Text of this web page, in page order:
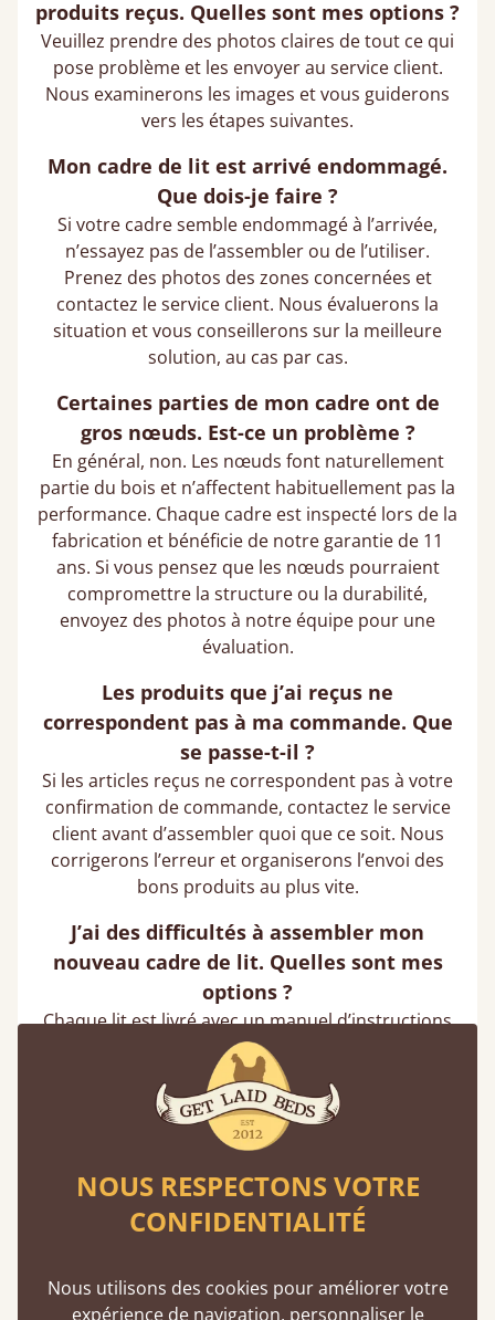
produits reçus. Quelles sont mes options ?
Veuillez prendre des photos claires de tout ce qui
pose problème et les envoyer au service client.
Nous examinerons les images et vous guiderons
vers les étapes suivantes.
Mon cadre de lit est arrivé endommagé.
Que dois-je faire ?
Si votre cadre semble endommagé à l’arrivée,
n’essayez pas de l’assembler ou de l’utiliser.
Prenez des photos des zones concernées et
contactez le service client. Nous évaluerons la
situation et vous conseillerons sur la meilleure
solution, au cas par cas.
Certaines parties de mon cadre ont de
gros nœuds. Est-ce un problème ?
En général, non. Les nœuds font naturellement
partie du bois et n’affectent habituellement pas la
performance. Chaque cadre est inspecté lors de la
fabrication et bénéficie de notre garantie de 11
ans. Si vous pensez que les nœuds pourraient
compromettre la structure ou la durabilité,
envoyez des photos à notre équipe pour une
évaluation.
Les produits que j’ai reçus ne
correspondent pas à ma commande. Que
se passe-t-il ?
Si les articles reçus ne correspondent pas à votre
confirmation de commande, contactez le service
client avant d’assembler quoi que ce soit. Nous
corrigerons l’erreur et organiserons l’envoi des
bons produits au plus vite.
J’ai des difficultés à assembler mon
nouveau cadre de lit. Quelles sont mes
options ?
Chaque lit est livré avec un manuel d’instructions
détaillé. Nous recommandons fortement
d’assembler le lit avec l’aide d’une autre personne,
car certains composants peuvent être lourds. Si
vous êtes bloqué(e), contactez le service client —
nous pouvons vous guider étape par étape pour
vous aider à finaliser l’assemblage en toute
Pièces Manquantes
NOUS RESPECTONS VOTRE
CONFIDENTIALITÉ
Nous utilisons des cookies pour améliorer votre
expérience de navigation, personnaliser le